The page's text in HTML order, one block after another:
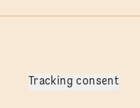
Tracking consent